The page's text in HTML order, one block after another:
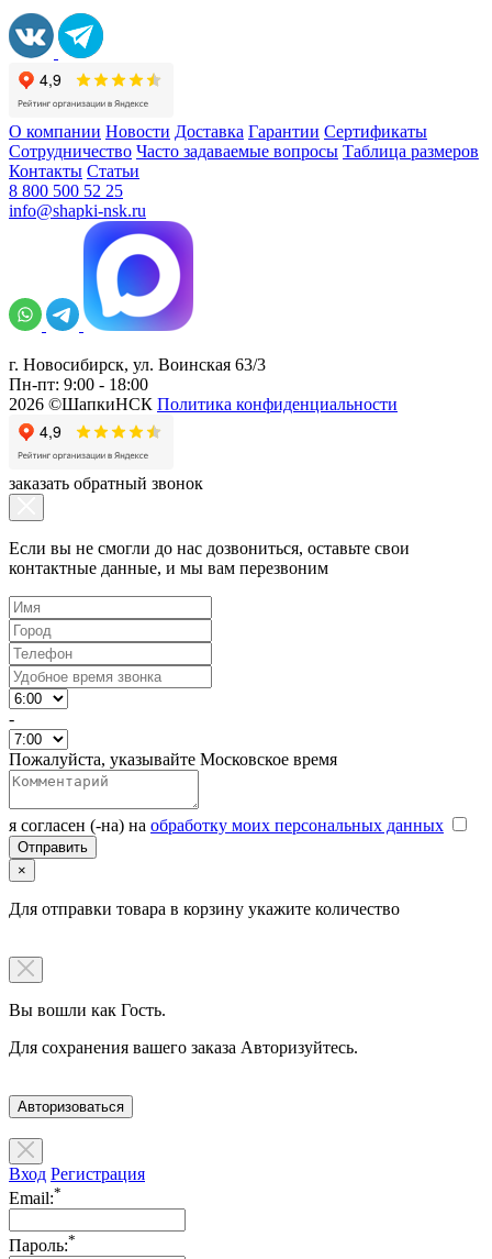
О компании Новости Доставка Гарантии Сертификаты
Сотрудничество Часто задаваемые вопросы Таблица размеров
Контакты Статьи
8 800 500 52 25
info@shapki-nsk.ru
г. Новосибирск, ул. Воинская 63/3
Пн-пт: 9:00 - 18:00
2026 ©ШапкиНСК Политика конфиденциальности
заказать обратный звонок
Если вы не смогли до нас дозвониться, оставьте свои
контактные данные, и мы вам перезвоним
-
Пожалуйста, указывайте Московское время
я согласен (-на) на обработку моих персональных данных
×
Для отправки товара в корзину укажите количество
Вы вошли как Гость.
Для сохранения вашего заказа Авторизуйтесь.
Авторизоваться
Вход Регистрация
Email:*
Пароль:*